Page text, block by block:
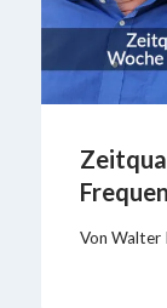
Von Walter